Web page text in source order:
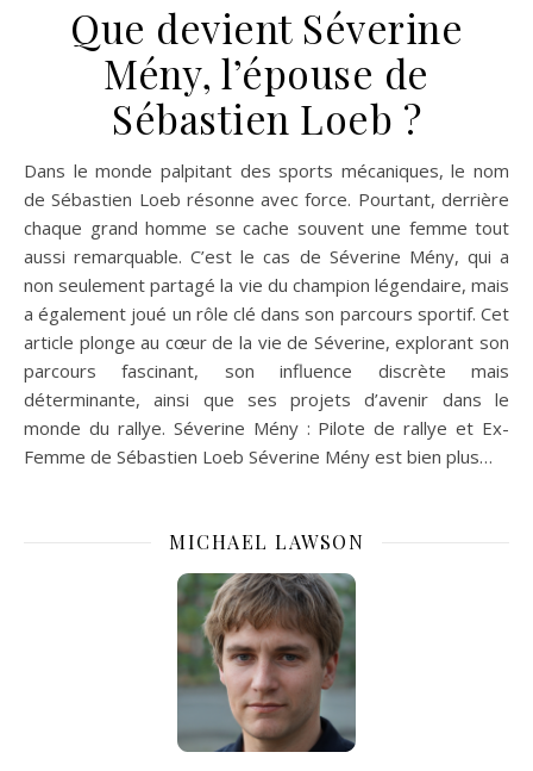
Que devient Séverine
Mény, l’épouse de
Sébastien Loeb ?
Dans le monde palpitant des sports mécaniques, le nom
de Sébastien Loeb résonne avec force. Pourtant, derrière
chaque grand homme se cache souvent une femme tout
aussi remarquable. C’est le cas de Séverine Mény, qui a
non seulement partagé la vie du champion légendaire, mais
a également joué un rôle clé dans son parcours sportif. Cet
article plonge au cœur de la vie de Séverine, explorant son
parcours fascinant, son influence discrète mais
déterminante, ainsi que ses projets d’avenir dans le
monde du rallye. Séverine Mény : Pilote de rallye et Ex-
Femme de Sébastien Loeb Séverine Mény est bien plus…
MICHAEL LAWSON